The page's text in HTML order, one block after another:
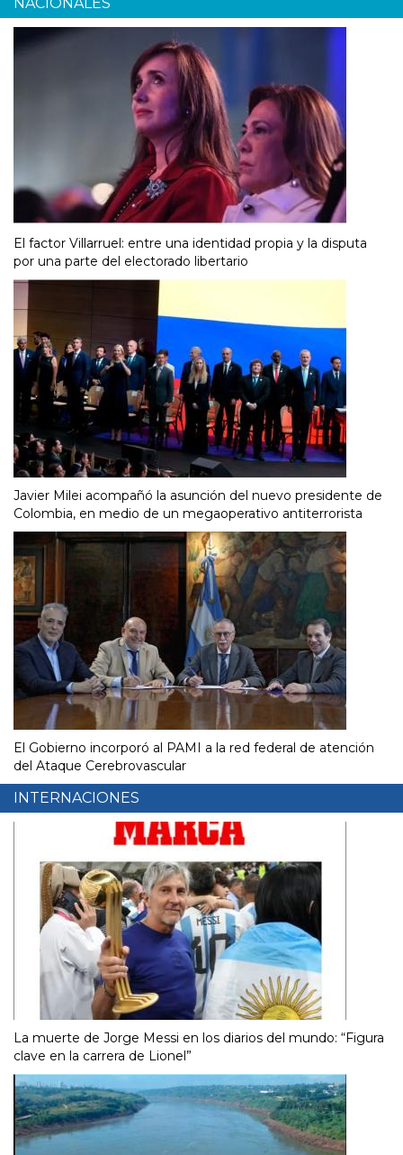
NACIONALES
El factor Villarruel: entre una identidad propia y la disputa
por una parte del electorado libertario
Javier Milei acompañó la asunción del nuevo presidente de
Colombia, en medio de un megaoperativo antiterrorista
El Gobierno incorporó al PAMI a la red federal de atención
del Ataque Cerebrovascular
INTERNACIONES
La muerte de Jorge Messi en los diarios del mundo: “Figura
clave en la carrera de Lionel”